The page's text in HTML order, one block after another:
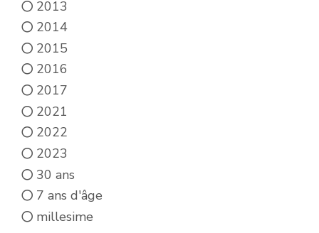
2013
2014
2015
2016
2017
2021
2022
2023
30 ans
7 ans d'âge
millesime